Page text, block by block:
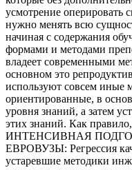
усмотрение
нужно менять всю
начиная с содержания
формами и методами
владеет современными
основном это
используют совсем иные
ориентированные, в
уровня знаний, а затем
этих знаний. Как
ИНТЕНСИВНАЯ
ЕВРОВУЗЫ: Регрессия
устаревшие методики